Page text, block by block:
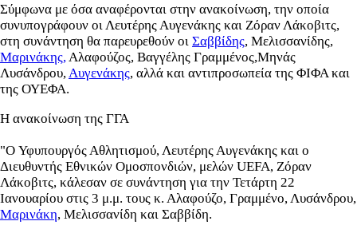
Σύμφωνα με όσα αναφέρονται στην ανακοίνωση, την οποία
συνυπογράφουν οι Λευτέρης Αυγενάκης και Ζόραν Λάκοβιτς,
στη συνάντηση θα παρευρεθούν οι Σαββίδης, Μελισσανίδης,
Μαρινάκης,Αλαφούζος, Βαγγέλης Γραμμένος,Μηνάς
Λυσάνδρου,Αυγενάκης, αλλά και αντιπροσωπεία της ΦΙΦΑ και
της ΟΥΕΦΑ.
Η ανακοίνωση της ΓΓΑ
"O Υφυπουργός Αθλητισμού, Λευτέρης Αυγενάκης και ο
Διευθυντής Εθνικών Ομοσπονδιών, μελών UEFA, Ζόραν
Λάκοβιτς, κάλεσαν σε συνάντηση για την Τετάρτη 22
Ιανουαρίου στις 3 μ.μ. τους κ. Αλαφούζο, Γραμμένο, Λυσάνδρου,
Μαρινάκη, Μελισσανίδη και Σαββίδη.